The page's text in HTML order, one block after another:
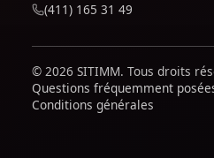
(411) 165 31 49
© 2026 SITIMM. Tous droits
Questions fréquemment
Conditions générales